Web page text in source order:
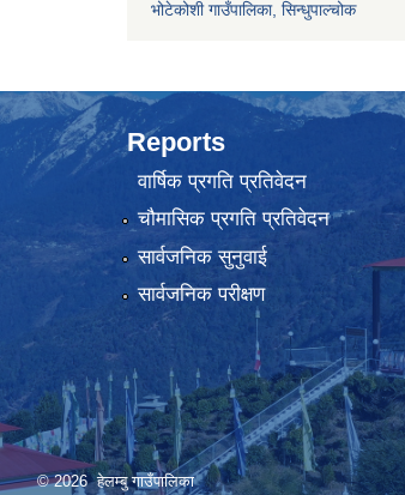
भोटेकोशी गाउँपालिका, सिन्धुपाल्चोक
Reports
वार्षिक प्रगति प्रतिवेदन
चौमासिक प्रगति प्रतिवेदन
सार्वजनिक सुनुवाई
सार्वजनिक परीक्षण
© 2026 हेलम्बु गाउँपालिका